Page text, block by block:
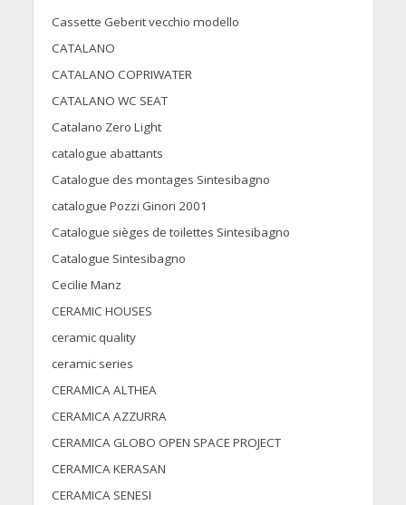
Cassette Geberit vecchio modello
CATALANO
CATALANO COPRIWATER
CATALANO WC SEAT
Catalano Zero Light
catalogue abattants
Catalogue des montages Sintesibagno
catalogue Pozzi Ginori 2001
Catalogue sièges de toilettes Sintesibagno
Catalogue Sintesibagno
Cecilie Manz
CERAMIC HOUSES
ceramic quality
ceramic series
CERAMICA ALTHEA
CERAMICA AZZURRA
CERAMICA GLOBO OPEN SPACE PROJECT
CERAMICA KERASAN
CERAMICA SENESI